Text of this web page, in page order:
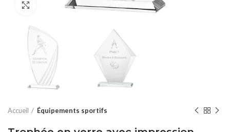
Click to enlarge
Accueil Équipements sportifs